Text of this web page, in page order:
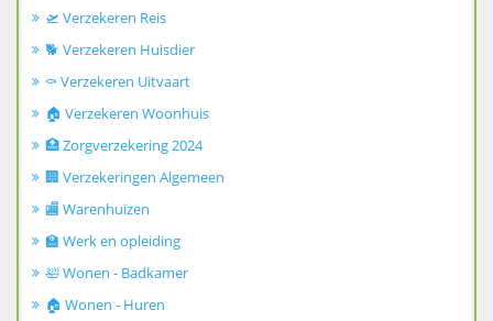
🛫 Verzekeren Reis
🐕 Verzekeren Huisdier
⚰️ Verzekeren Uitvaart
🏠 Verzekeren Woonhuis
🏥 Zorgverzekering 2024
🏢 Verzekeringen Algemeen
🏬 Warenhuizen
🏫 Werk en opleiding
🛀 Wonen - Badkamer
🏠 Wonen - Huren